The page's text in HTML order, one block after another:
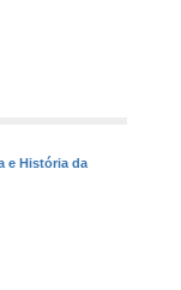
e História da